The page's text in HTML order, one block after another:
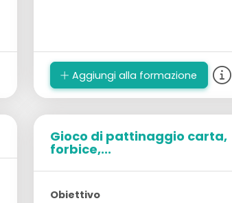
Aggiungi alla formazione
Gioco di pattinaggio carta,
forbice,...
Obiettivo